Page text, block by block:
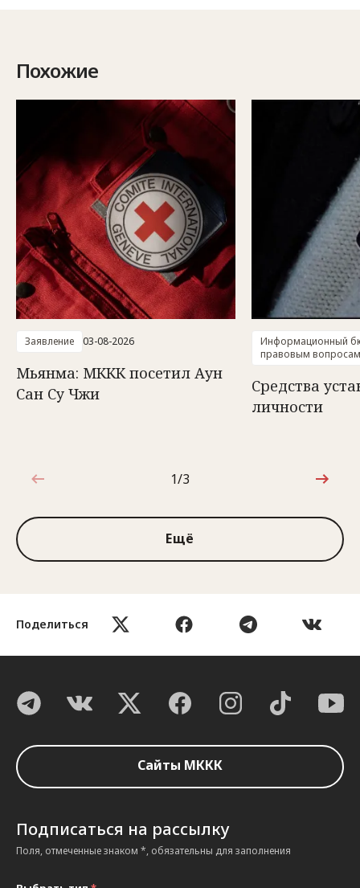
Поделиться
Похожие
Заявление 03-08-2026
Мьянма: МККК посетил Аун
Сан Су Чжи
Информационный
правовым вопросам
Средства
личности
1 из 3
1/3
Ещё
Сайты МККК
Подписаться на рассылку
Поля, отмеченные знаком *, обязательны для заполнения